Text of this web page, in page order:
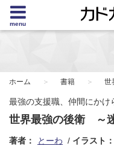
menu
ホーム 書籍 世
最強の支援職、仲間にか
世界最強の後衛 ～
著者： とーわ イラスト：